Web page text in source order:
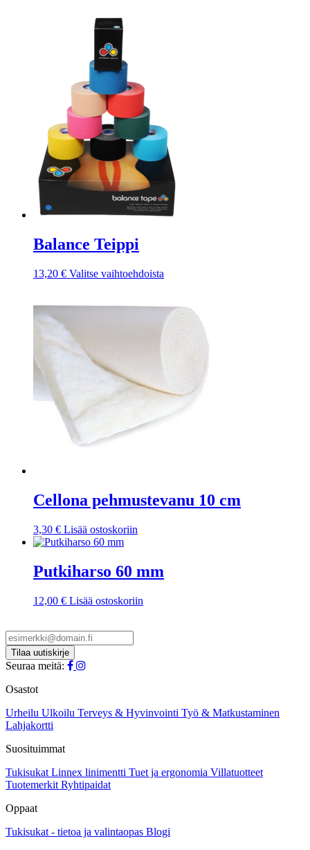
Balance Teippi
13,20 € Valitse vaihtoehdoista
useampi
muunnelma.
Cellona pehmustevanu 10 cm
3,30 € Lisää ostoskoriin
Putkiharso 60 mm
12,00 € Lisää ostoskoriin
Seuraa meitä:
Osastot
Urheilu Ulkoilu Terveys & Hyvinvointi Työ & Matkustaminen
Lahjakortti
Suosituimmat
Tukisukat Linnex linimentti Tuet ja ergonomia Villatuotteet
Tuotemerkit Ryhtipaidat
Oppaat
Tukisukat - tietoa ja valintaopas Blogi